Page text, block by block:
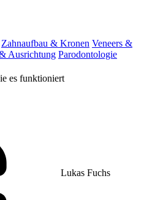
Zahnaufbau & Kronen Veneers &
Ausrichtung Parodontologie
es funktioniert
Lukas Fuchs